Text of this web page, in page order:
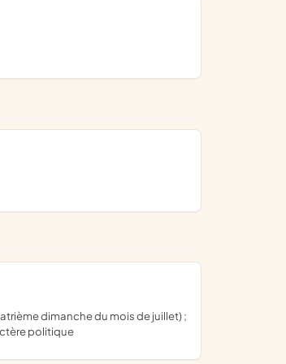
politique